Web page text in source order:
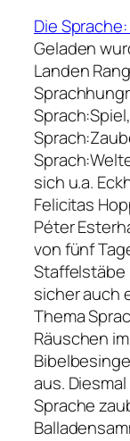
Die
Geladen
Landen
sich u.a.
Felicitas
Péter
von fünf
Staffelstäbe
sicher auch
Thema
Räuschen
aus.
Sprache